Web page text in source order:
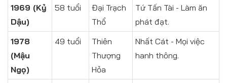
1969 (Kỷ
Dậu)
58 tuổi
Đại Trạch
Thổ
Tứ Tấn Tài - Làm ăn
phát đạt.
1978
(Mậu
Ngọ)
49 tuổi
Thiên
Thượng
Hỏa
Nhất Cát - Mọi việc
hanh thông.